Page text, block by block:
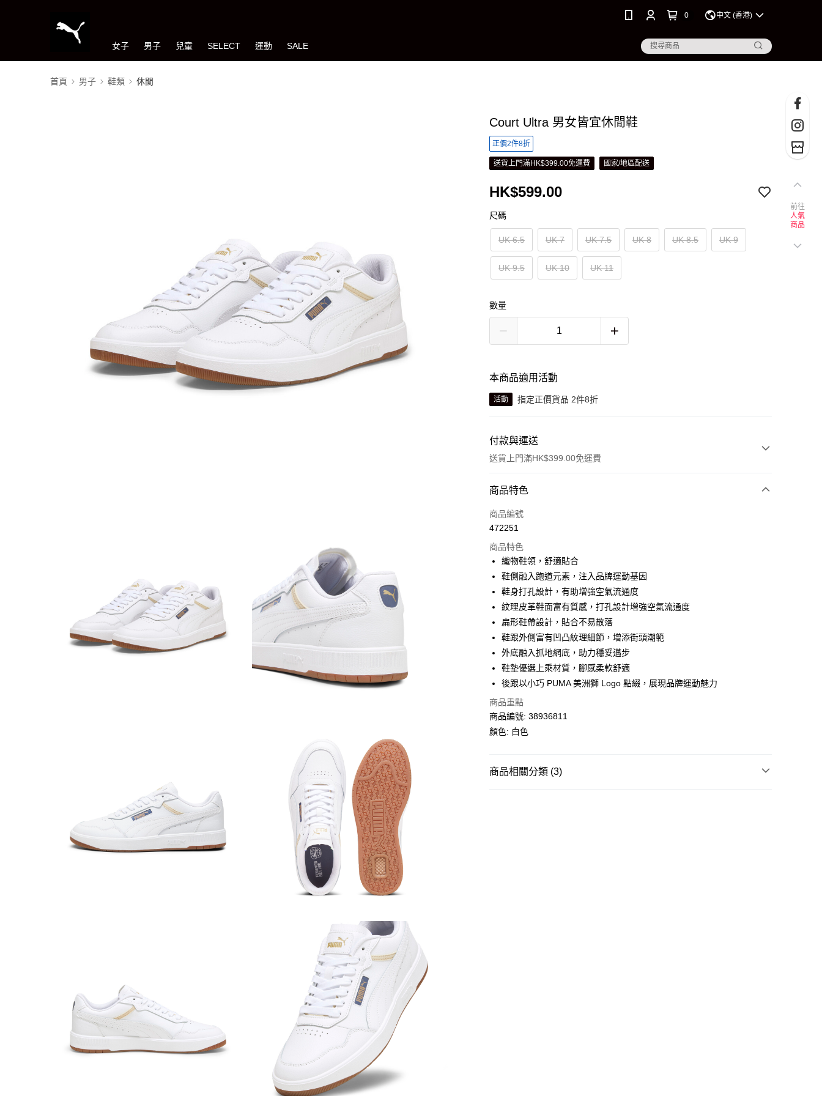
0 中文 (香港)
女子 男子 兒童 SELECT 運動 SALE
首頁 男子 鞋類 休閒
Court Ultra 男女皆宜休閒鞋
正價2件8折
送貨上門滿HK$399.00免運費 國家/地區配送
HK$599.00
尺碼
UK 6.5 UK 7 UK 7.5 UK 8 UK 8.5 UK 9
UK 9.5 UK 10 UK 11
數量
本商品適用活動
活動 指定正價貨品 2件8折
付款與運送
送貨上門滿HK$399.00免運費
付款方式
信用卡
相關說明
Alipay, PayMe, WeChat Pay, UnionPay, FPS
送貨方式
單筆訂單淨值滿$399可享免運費優惠
每筆HK$30.00，滿HK$399.00或以上免運費
滿$599可享澳門免運費優惠
商品特色
商品編號
472251
商品特色
織物鞋領，舒適貼合
鞋側融入跑道元素，注入品牌運動基因
鞋身打孔設計，有助增強空氣流通度
紋理皮革鞋面富有質感，打孔設計增強空氣流通度
扁形鞋帶設計，貼合不易散落
鞋跟外側富有凹凸紋理細節，增添街頭潮範
外底融入抓地網底，助力穩妥邁步
鞋墊優選上乘材質，腳感柔軟舒適
後跟以小巧 PUMA 美洲獅 Logo 點綴，展現品牌運動魅力
商品重點
商品編號: 38936811
顏色: 白色
商品相關分類 (3)
前往
人氣
商品